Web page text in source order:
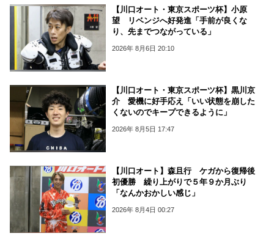
【川口オート・東京スポーツ杯】小原
望 リベンジへ好発進「手前が良くな
り、先までつながっている」
2026年 8月6日 20:10
【川口オート・東京スポーツ杯】黒川京
介 愛機に好手応え「いい状態を崩した
くないのでキープできるように」
2026年 8月5日 17:47
【川口オート】森且行 ケガから復帰後
初優勝 繰り上がりで５年９か月ぶり
「なんかおかしい感じ」
2026年 8月4日 00:27